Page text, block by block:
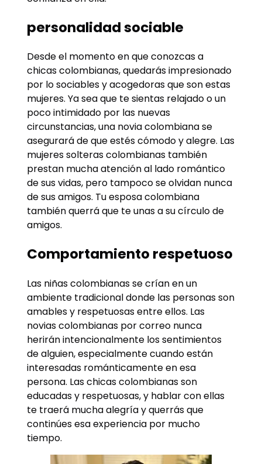
personalidad sociable
Desde el momento en que conozcas a
chicas colombianas, quedarás impresionado
por lo sociables y acogedoras que son estas
mujeres. Ya sea que te sientas relajado o un
poco intimidado por las nuevas
circunstancias, una novia colombiana se
asegurará de que estés cómodo y alegre. Las
mujeres solteras colombianas también
prestan mucha atención al lado romántico
de sus vidas, pero tampoco se olvidan nunca
de sus amigos. Tu esposa colombiana
también querrá que te unas a su círculo de
amigos.
Comportamiento respetuoso
Las niñas colombianas se crían en un
ambiente tradicional donde las personas son
amables y respetuosas entre ellos. Las
novias colombianas por correo nunca
herirán intencionalmente los sentimientos
de alguien, especialmente cuando están
interesadas románticamente en esa
persona. Las chicas colombianas son
educadas y respetuosas, y hablar con ellas
te traerá mucha alegría y querrás que
continúes esa experiencia por mucho
tiempo.